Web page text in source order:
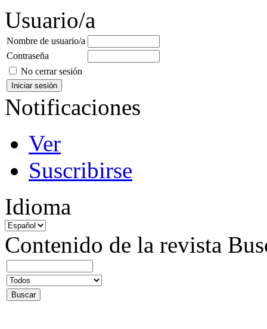
Usuario/a
Nombre de usuario/a
Contraseña
No cerrar sesión
Notificaciones
Ver
Suscribirse
Idioma
Contenido de la revista